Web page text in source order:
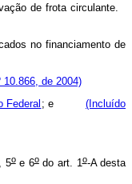
de frota circulante.
no financiamento de
10.866, de 2004)
Federal ; e(Incluído
, 5oe 6odo art. 1o-A desta